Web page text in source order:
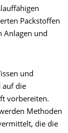
Packstoffen
Anlagen und
und
auf die
vorbereiten.
Methoden
die die